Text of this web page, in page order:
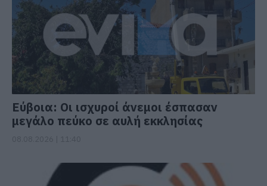
Εύβοια: Οι ισχυροί άνεμοι έσπασαν
μεγάλο πεύκο σε αυλή εκκλησίας